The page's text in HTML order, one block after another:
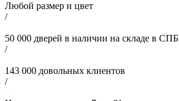
Любой размер и цвет
/
50 000 дверей в наличии на складе в СПБ
/
143 000 довольных клиентов
/